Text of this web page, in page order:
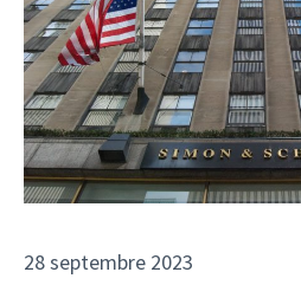
28 septembre 2023